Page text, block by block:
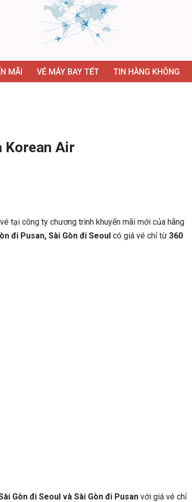
MÃI VÉ MÁY BAY TẾT TIN HÀNG KHÔNG
Korean Air
tại công ty chương trình khuyến mãi mới của hãng
đi Pusan, Sài Gòn đi Seoul có giá vé chỉ từ 360
Gòn đi Seoul và Sài Gòn đi Pusan với giá vé chỉ